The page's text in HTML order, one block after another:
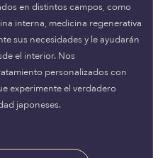
en distintos campos, como
interna, medicina regenerativa
sus necesidades y le ayudarán
el interior. Nos
personalizados con
experimente el verdadero
japoneses.